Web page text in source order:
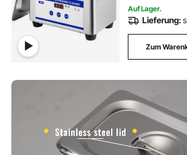
Auf Lager.
Lieferung:
Zum